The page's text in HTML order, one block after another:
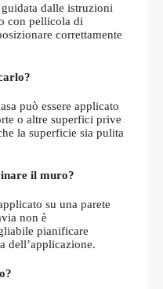
dalle istruzioni
con pellicola di
correttamente
può essere applicato
o altre superfici prive
la superficie sia pulita
il muro?
su una parete
non è
pianificare
dell’applicazione.